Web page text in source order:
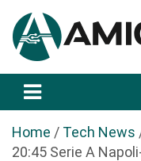
a
Home
Tech News
20:45 Serie A